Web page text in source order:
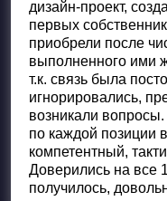
дизайн-проект,
первых
приобрели после
выполненного ими
т.к. связь была
игнорировались,
возникали
по каждой позиции
компетентный,
Доверились на все
получилось,